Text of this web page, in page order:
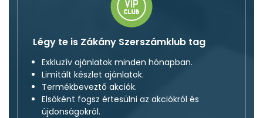
Légy te is Zákány Szerszámklub tag
Exkluzív ajánlatok minden hónapban.
Limitált készlet ajánlatok.
Termékbeveztő akciók.
Elsőként fogsz értesülni az akciókról és
újdonságokról.